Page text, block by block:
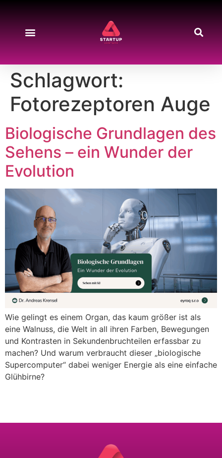
Schlagwort:
Fotorezeptoren Auge
Biologische Grundlagen des
Sehens – ein Wunder der
Evolution
Wie gelingt es einem Organ, das kaum größer ist als
eine Walnuss, die Welt in all ihren Farben, Bewegungen
und Kontrasten in Sekundenbruchteilen erfassbar zu
machen? Und warum verbraucht dieser „biologische
Supercomputer“ dabei weniger Energie als eine einfache
Glühbirne?